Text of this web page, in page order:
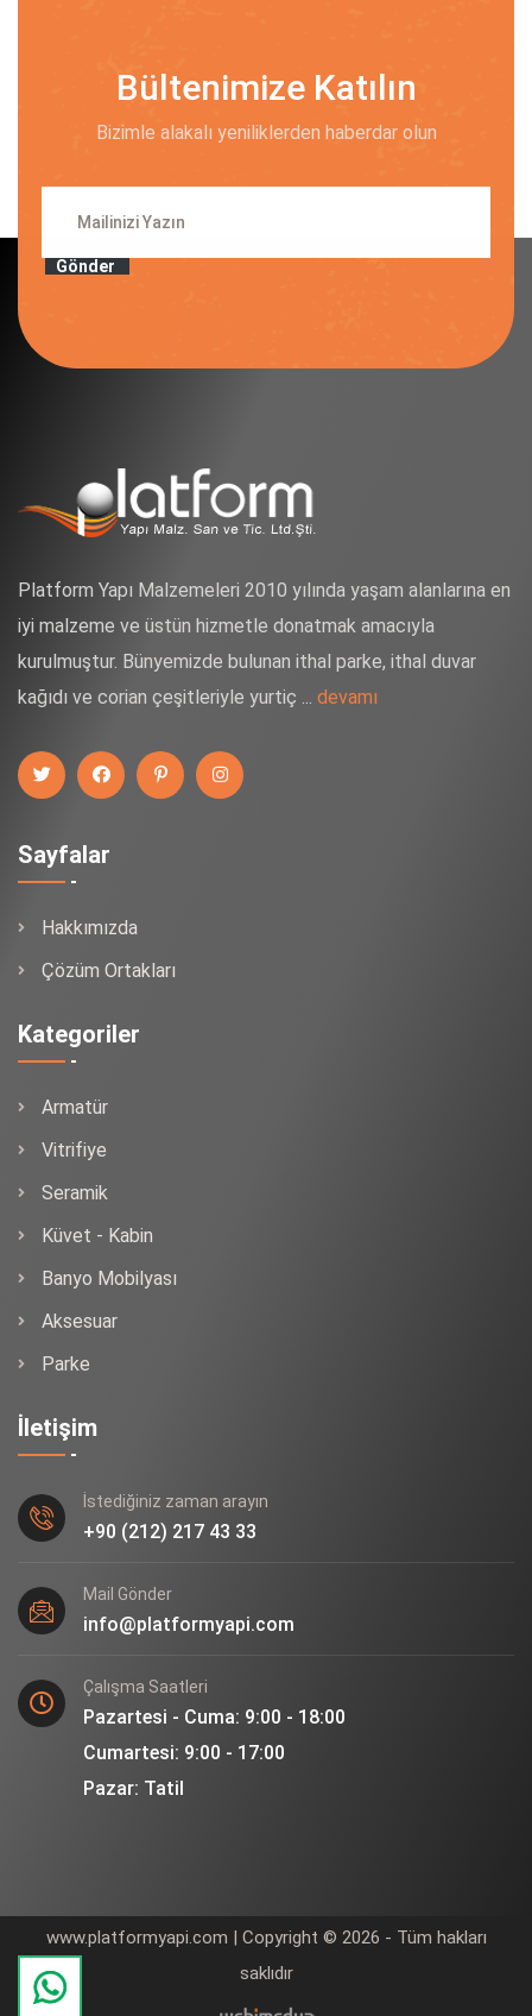
Bültenimize Katılın
Bizimle alakalı yeniliklerden haberdar olun
Gönder
Platform Yapı Malzemeleri 2010 yılında yaşam alanlarına en
iyi malzeme ve üstün hizmetle donatmak amacıyla
kurulmuştur. Bünyemizde bulunan ithal parke, ithal duvar
kağıdı ve corian çeşitleriyle yurtiç ... devamı
Sayfalar
Hakkımızda
Çözüm Ortakları
Kategoriler
Armatür
Vitrifiye
Seramik
Küvet - Kabin
Banyo Mobilyası
Aksesuar
Parke
İletişim
İstediğiniz zaman arayın
+90 (212) 217 43 33
Mail Gönder
info@platformyapi.com
Çalışma Saatleri
Pazartesi - Cuma: 9:00 - 18:00
Cumartesi: 9:00 - 17:00
Pazar: Tatil
www.platformyapi.com | Copyright © 2026 - Tüm hakları
saklıdır